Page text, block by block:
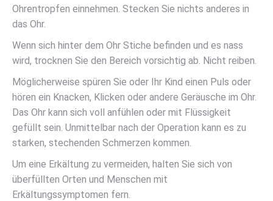
Ohrentropfen einnehmen. Stecken Sie nichts anderes in
das Ohr.
Wenn sich hinter dem Ohr Stiche befinden und es nass
wird, trocknen Sie den Bereich vorsichtig ab. Nicht reiben.
Möglicherweise spüren Sie oder Ihr Kind einen Puls oder
hören ein Knacken, Klicken oder andere Geräusche im Ohr.
Das Ohr kann sich voll anfühlen oder mit Flüssigkeit
gefüllt sein. Unmittelbar nach der Operation kann es zu
starken, stechenden Schmerzen kommen.
Um eine Erkältung zu vermeiden, halten Sie sich von
überfüllten Orten und Menschen mit
Erkältungssymptomen fern.